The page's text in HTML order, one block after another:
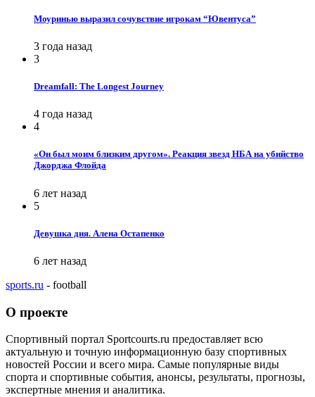
Моуринью выразил сочувствие игрокам “Ювентуса”
3 года назад
3
Dreamfall: The Longest Journey
4 года назад
4
«Он был моим близким другом». Реакция звезд НБА на убийство
Джорджа Флойда
6 лет назад
5
Девушка дня. Алена Остапенко
6 лет назад
sports.ru - football
О проекте
Спортивный портал Sportcourts.ru предоставляет всю
актуальную и точную информационную базу спортивных
новостей России и всего мира. Самые популярные виды
спорта и спортивные события, анонсы, результаты, прогнозы,
экспертные мнения и аналитика.